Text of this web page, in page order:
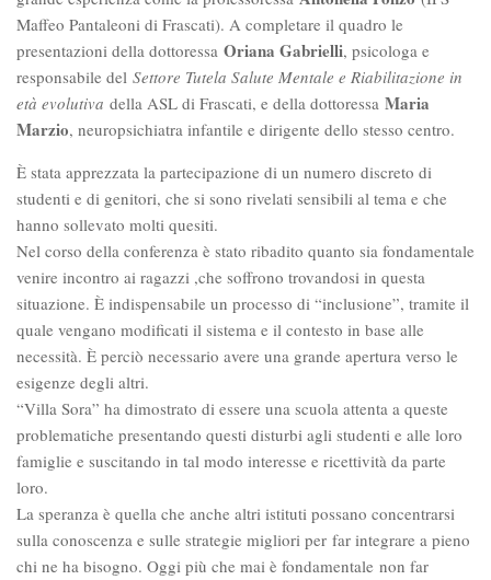
Maffeo Pantaleoni di Frascati). A completare il quadro le
presentazioni della dottoressa Oriana Gabrielli, psicologa e
responsabile del Settore Tutela Salute Mentale e Riabilitazione in
età evolutiva della ASL di Frascati, e della dottoressa Maria
Marzio, neuropsichiatra infantile e dirigente dello stesso centro.
È stata apprezzata la partecipazione di un numero discreto di
studenti e di genitori, che si sono rivelati sensibili al tema e che
hanno sollevato molti quesiti.
Nel corso della conferenza è stato ribadito quanto sia fondamentale
venire incontro ai ragazzi ,che soffrono trovandosi in questa
situazione. È indispensabile un processo di “inclusione”, tramite il
quale vengano modificati il sistema e il contesto in base alle
necessità. È perciò necessario avere una grande apertura verso le
esigenze degli altri.
“Villa Sora” ha dimostrato di essere una scuola attenta a queste
problematiche presentando questi disturbi agli studenti e alle loro
famiglie e suscitando in tal modo interesse e ricettività da parte
loro.
La speranza è quella che anche altri istituti possano concentrarsi
sulla conoscenza e sulle strategie migliori per far integrare a pieno
chi ne ha bisogno. Oggi più che mai è fondamentale non far